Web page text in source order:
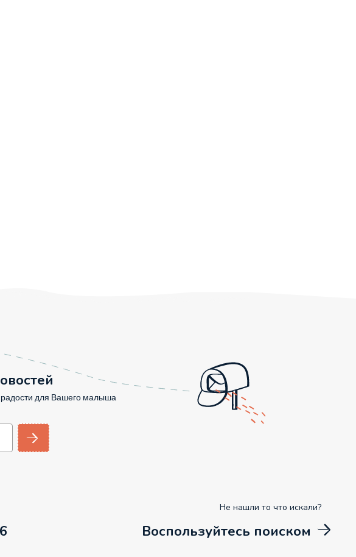
для Вашего малыша
Не нашли то что искали?
Воспользуйтесь поиском